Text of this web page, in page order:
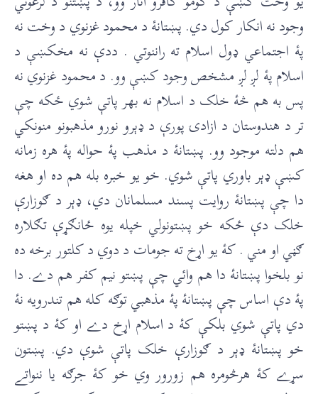
وجود نه انکار کول دي. پښتانۀ د محمود غزنوي د وخت نه
پۀ اجتماعي ډول اسلام ته راننوتي . ددې نه مخکښې د
اسلام پۀ لږ لږ مشخص وجود کښې وو. د محمود غزنوي نه
پس به هم څۀ خلک د اسلام نه بهر پاتې شوي ځکه چې
تر د هندوستان د ازادۍ پورې د ډېرو نورو مذهبونو منونکي
هم دلته موجود وو. پښتانۀ د مذهب پۀ حواله پۀ هره زمانه
کښې ډېر باوري پاتې شوي. خو يو خبره بله هم ده او هغه
دا چې پښتانۀ روايت پسند مسلمانان دي، ډېر د ګوزارې
خلک دې ځکه خو پښتونولي خپله يوه ځانګړې تګلاره
ګڼي او مني . کۀ يو اړخ ته جومات د دوي د کلتور برخه ده
نو بلخوا پښتانۀ دا هم وائي چې پښتو نيم کفر هم دے. دا
پۀ دې اساس چې پښتانۀ پۀ مذهبي توګه کله هم تندرويه نۀ
دي پاتې شوي بلکې کۀ د اسلام اړخ دے او کۀ د پښتو
خو پښتانۀ ډېر د ګوزارې خلک پاتې شوې دي. پښتون
سړے کۀ هرڅومره هم زورور وي خو کۀ جرګه يا ننواتے